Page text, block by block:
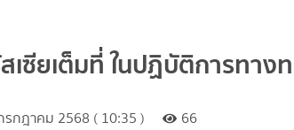
ซียเต็มที่ ในปฏิบัติการทาง
รกฎาคม 2568 ( 10:35 ) 66